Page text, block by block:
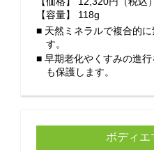
【容量】
118g
■ 天然ミネラルで複合的
す。
■ 早期老化やくすみの進
も保護します。
ボディエ